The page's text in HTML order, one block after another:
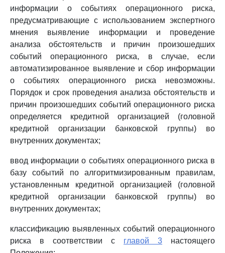
информации о событиях операционного риска,
предусматривающие с использованием экспертного
мнения выявление информации и проведение
анализа обстоятельств и причин произошедших
событий операционного риска, в случае, если
автоматизированное выявление и сбор информации
о событиях операционного риска невозможны.
Порядок и срок проведения анализа обстоятельств и
причин произошедших событий операционного риска
определяется кредитной организацией (головной
кредитной организации банковской группы) во
внутренних документах;
ввод информации о событиях операционного риска в
базу событий по алгоритмизированным правилам,
установленным кредитной организацией (головной
кредитной организации банковской группы) во
внутренних документах;
классификацию выявленных событий операционного
риска в соответствии с главой 3 настоящего